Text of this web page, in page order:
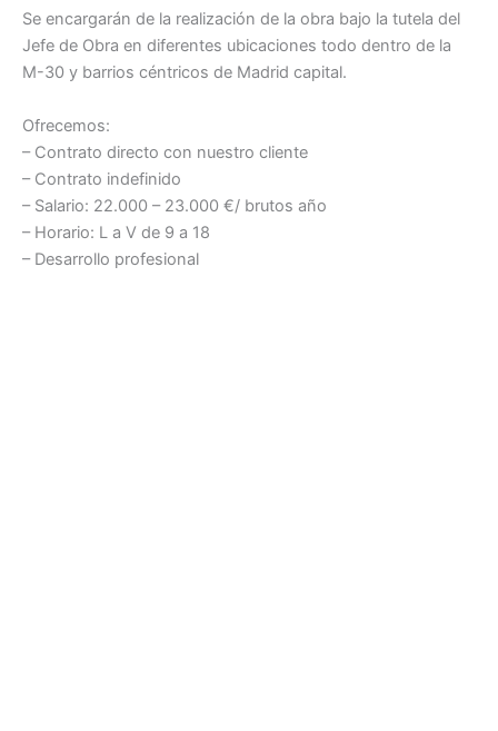
Se encargarán de la realización de la obra bajo la tutela del
Jefe de Obra en diferentes ubicaciones todo dentro de la
M-30 y barrios céntricos de Madrid capital.
Ofrecemos:
– Contrato directo con nuestro cliente
– Contrato indefinido
– Salario: 22.000 – 23.000 €/ brutos año
– Horario: L a V de 9 a 18
– Desarrollo profesional